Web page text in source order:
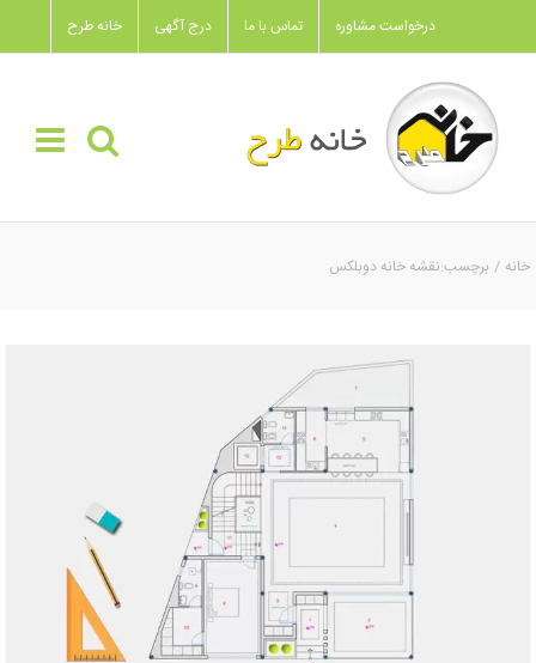
to
content
خانه طرح درج آگهی تماس با ما درخواست مشاوره
خانه برچسب:نقشه خانه دوبلکس